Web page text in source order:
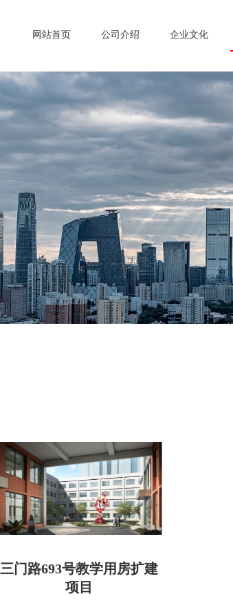
网站首页 公司介绍 企业文化
三门路693号教学用房扩建
项目